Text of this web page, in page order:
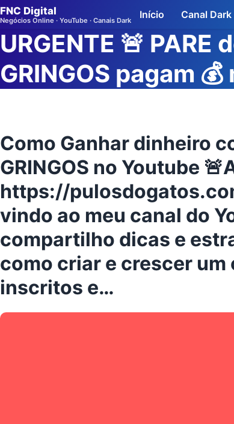
FNC Digital
Negócios Online · YouTube · Canais Dark Início Canal Dark
URGENTE 🚨
GRINGOS pagam
Como Ganhar dinheiro
GRINGOS no Youtube
https://
vindo ao meu canal do
compartilho dicas e
como criar e crescer um
inscritos e…